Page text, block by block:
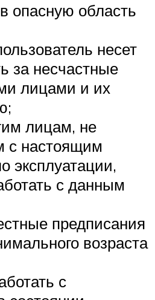
опасную область
несет
за несчастные
лицами и их
лицам, не
с настоящим
эксплуатации,
с данным
предписания
возраста
с